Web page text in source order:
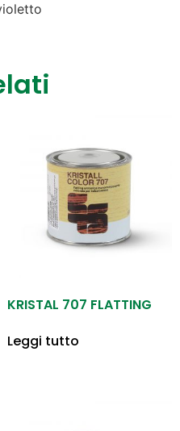
KRISTAL 707 FLATTING
Leggi tutto